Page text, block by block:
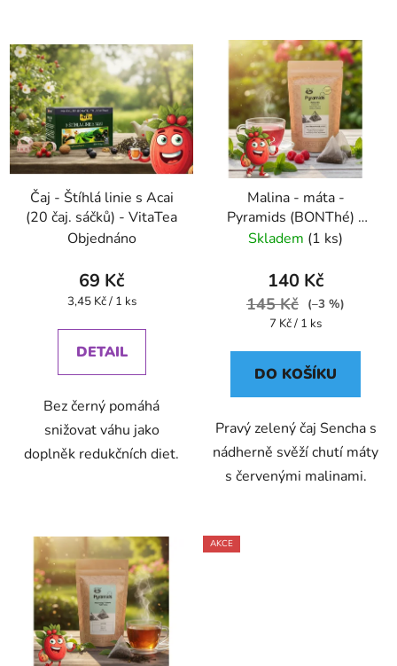
Čaj - Štíhlá linie s Acai
(20 čaj. sáčků) - VitaTea
Objednáno
69 Kč
Měrná
3,45 Kč / 1 ks
DETAIL
Bez černý pomáhá
snižovat váhu jako
doplněk redukčních diet.
Malina - máta -
Pyramids (BONThé) -
Oxalis
Skladem (1 ks)
140 Kč
145 Kč
(–3 %)
Měrná
7 Kč / 1 ks
DO KOŠÍKU
Pravý zelený čaj Sencha s
nádherně svěží chutí máty
s červenými malinami.
AKCE